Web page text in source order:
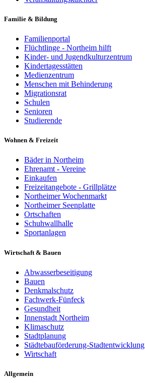
Familie & Bildung
Familienportal
Flüchtlinge - Northeim hilft
Kinder- und Jugendkulturzentrum
Kindertagesstätten
Medienzentrum
Menschen mit Behinderung
Migrationsrat
Schulen
Senioren
Studierende
Wohnen & Freizeit
Bäder in Northeim
Ehrenamt - Vereine
Einkaufen
Freizeitangebote - Grillplätze
Northeimer Wochenmarkt
Northeimer Seenplatte
Ortschaften
Schuhwallhalle
Sportanlagen
Wirtschaft & Bauen
Abwasserbeseitigung
Bauen
Denkmalschutz
Fachwerk-Fünfeck
Gesundheit
Innenstadt Northeim
Klimaschutz
Stadtplanung
Städtebauförderung-Stadtentwicklung
Wirtschaft
Allgemein